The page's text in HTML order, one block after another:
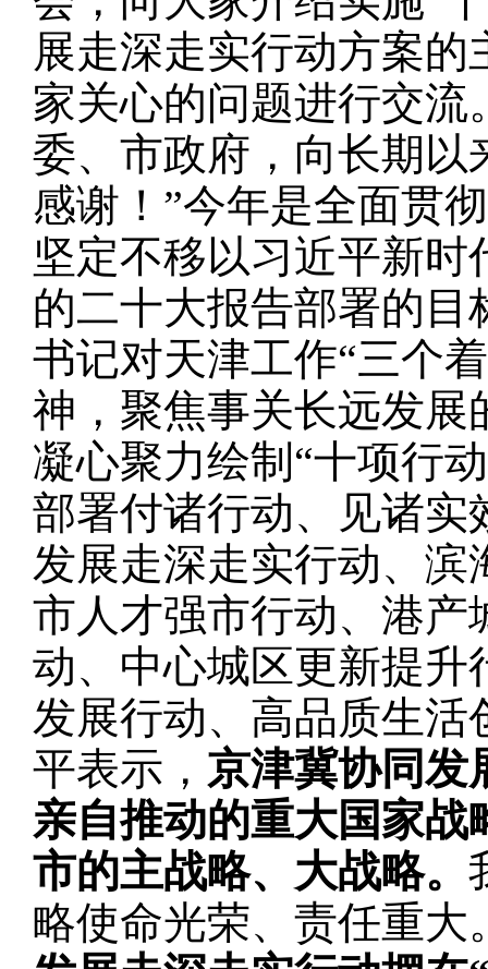
展走深走实行动方案
家关心的问题进行交流
委、市政府，向长期以
感谢！”今年是全面贯
坚定不移以习近平新
的二十大报告部署的
书记对天津工作“三个
神，聚焦事关长远发展
凝心聚力绘制“十项行
部署付诸行动、见诸实
发展走深走实行动、
市人才强市行动、港产
动、中心城区更新提升
发展行动、高品质生
平表示， 京津冀协同发
亲自推动的重大国家
市的主战略、大战略。
略使命光荣、责任重大